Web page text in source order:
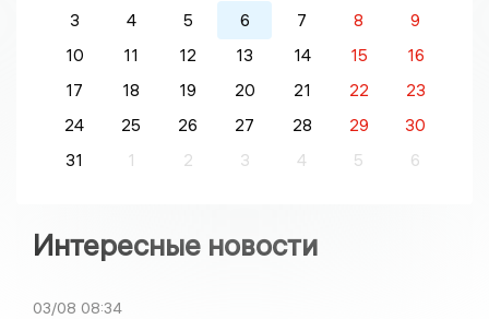
3
4 5 6 7 8
9
10
11 12 13 14 15
16
17
18 19 20 21 22
23
24
25 26 27 28 29
30
31
1 2 3 4 5 6
Интересные новости
03/08 08:34